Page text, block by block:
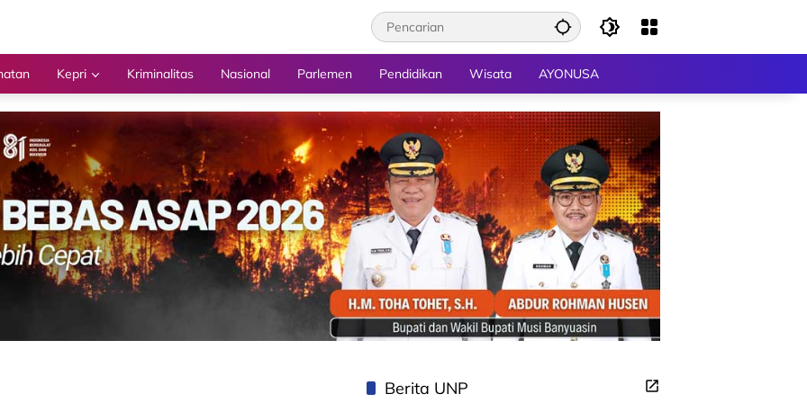
Kepri Kriminalitas Nasional Parlemen Pendidikan Wisata AYONUSA
Berita UNP